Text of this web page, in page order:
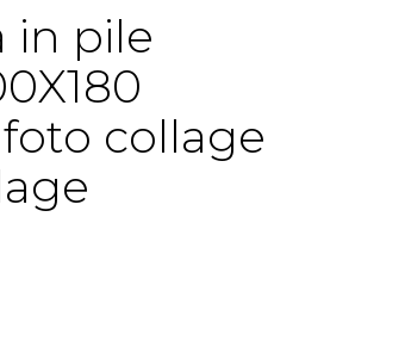
in pile
collage